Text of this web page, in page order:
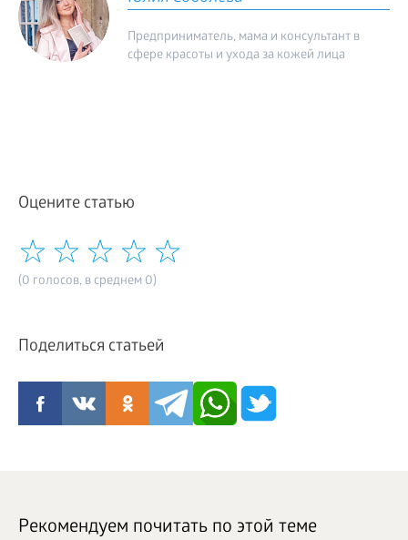
Предприниматель, мама и консультант в
сфере красоты и ухода за кожей лица
Оцените статью
(0 голосов, в среднем 0)
Поделиться статьей
Рекомендуем почитать по этой теме